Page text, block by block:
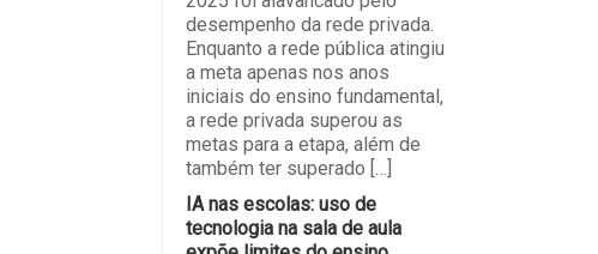
desempenho da rede privada.
Enquanto a rede pública atingiu
a meta apenas nos anos
iniciais do ensino fundamental,
a rede privada superou as
metas para a etapa, além de
também ter superado […]
IA nas escolas: uso de
tecnologia na sala de aula